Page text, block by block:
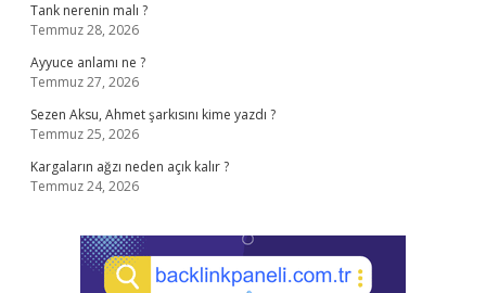
Tank nerenin malı ?
Temmuz 28, 2026
Ayyuce anlamı ne ?
Temmuz 27, 2026
Sezen Aksu, Ahmet şarkısını kime yazdı ?
Temmuz 25, 2026
Kargaların ağzı neden açık kalır ?
Temmuz 24, 2026